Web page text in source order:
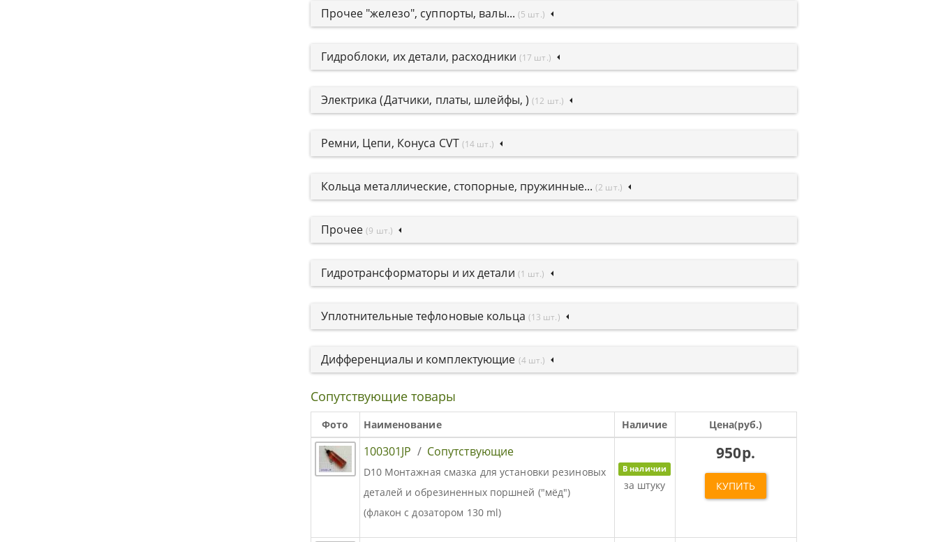
Прочее "железо", суппорты, валы... (5 шт.)
Гидроблоки, их детали, расходники (17 шт.)
Электрика (Датчики, платы, шлейфы, )(12 шт.)
Ремни, Цепи, Конуса CVT (14 шт.)
Кольца металлические, стопорные, пружинные...(2 шт.)
Прочее(9 шт.)
Гидротрансформаторы и их детали (1 шт.)
Уплотнительные тефлоновые кольца (13 шт.)
Дифференциалы и комплектующие (4 шт.)
Сопутствующие товары
Фото Наименование Наличие Цена(руб.)
100301JP / Сопутствующие
D10 Монтажная смазка для установки резиновых
деталей и обрезиненных поршней ("мёд")
(флакон с дозатором 130 ml)
В наличии
за штуку
950р.
КУПИТЬ